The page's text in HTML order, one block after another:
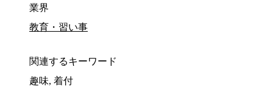
業界
教育・習い事
関連するキーワード
趣味, 着付